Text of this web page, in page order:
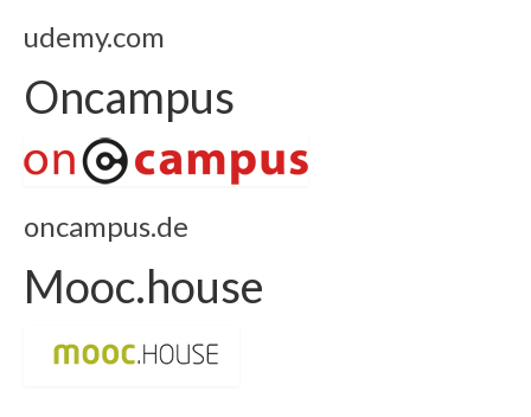
udemy.com
Oncampus
oncampus.de
Mooc.house